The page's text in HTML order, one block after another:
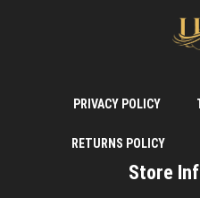
PRIVACY POLICY
RETURNS POLICY
Store